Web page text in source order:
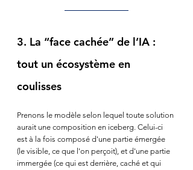
3. La “face cachée” de l’IA :
tout un écosystème en
coulisses
Prenons le modèle selon lequel toute solution
aurait une composition en iceberg. Celui-ci
est à la fois composé d'une partie émergée
(le visible, ce que l'on perçoit), et d'une partie
immergée (ce qui est derrière, caché et qui